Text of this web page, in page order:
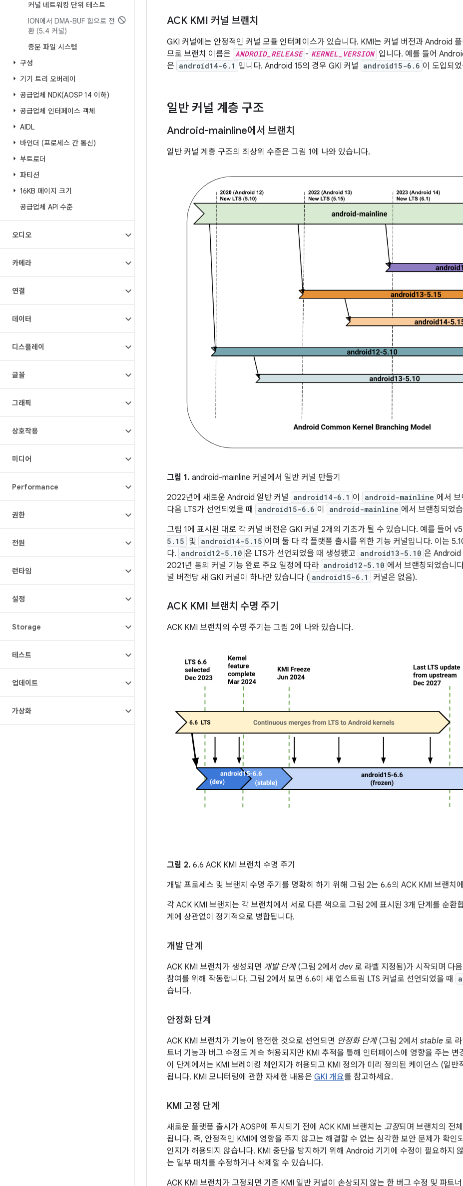
커널 네트워킹 단위 테스트
ION에서 DMA-BUF 힙으로 전
환 (5.4 커널)
증분 파일 시스템
구성
기기 트리 오버레이
공급업체 NDK(AOSP 14 이하)
공급업체 인터페이스 객체
AIDL
바인더 (프로세스 간 통신)
부트로더
파티션
16KB 페이지 크기
공급업체 API 수준
오디오
카메라
연결
데이터
디스플레이
글꼴
그래픽
상호작용
미디어
Performance
권한
전원
런타임
설정
Storage
테스트
업데이트
가상화
ACK KMI 커널 브랜치
GKI 커널에는 안정적인 커널 모듈 인터페이스가 있습니다. KMI는 커널 버전과 Android
므로 브랜치 이름은 ANDROID_RELEASE - KERNEL_VERSION 입니다. 예를 들어
은 android14-6.1 입니다. Android 15의 경우 GKI 커널 android15-6.6 이 도입되
일반 커널 계층 구조
Android-mainline에서 브랜치
일반 커널 계층 구조의 최상위 수준은 그림 1에 나와 있습니다.
그림 1. android-mainline 커널에서 일반 커널 만들기
2022년에 새로운 Android 일반 커널
android14-6.1 이 android-mainline 에서
다음 LTS가 선언되었을 때
android15-6.6 이 android-mainline 에서 브랜칭되었
그림 1에 표시된 대로 각 커널 버전은 GKI 커널 2개의 기초가 될 수 있습니다. 예를 들어
5.15 및 android14-5.15 이며 둘 다 각 플랫폼 출시를 위한 기능 커널입니다. 이는
다. android12-5.10 은 LTS가 선언되었을 때 생성됐고 android13-5.10 은 Android
2021년 봄의 커널 기능 완료 주요 일정에 따라 android12-5.10 에서 브랜칭되었습니
널 버전당 새 GKI 커널이 하나만 있습니다 ( android15-6.1 커널은 없음).
ACK KMI 브랜치 수명 주기
ACK KMI 브랜치의 수명 주기는 그림 2에 나와 있습니다.
그림 2. 6.6 ACK KMI 브랜치 수명 주기
개발 프로세스 및 브랜치 수명 주기를 명확히 하기 위해 그림 2는 6.6의 ACK KMI 브랜치
각 ACK KMI 브랜치는 각 브랜치에서 서로 다른 색으로 그림 2에 표시된 3개 단계를 순환
계에 상관없이 정기적으로 병합됩니다.
개발 단계
ACK KMI 브랜치가 생성되면 개발 단계(그림 2에서 dev로 라벨 지정됨)가 시작되며 다
참여를 위해 작동합니다. 그림 2에서 보면 6.6이 새 업스트림 LTS 커널로 선언되었을 때
습니다.
안정화 단계
ACK KMI 브랜치가 기능이 완전한 것으로 선언되면 안정화 단계(그림 2에서 stable 로
트너 기능과 버그 수정도 계속 허용되지만 KMI 추적을 통해 인터페이스에 영향을 주는 변
이 단계에서는 KMI 브레이킹 체인지가 허용되고 KMI 정의가 미리 정의된 케이던스 (일반
됩니다. KMI 모니터링에 관한 자세한 내용은 GKI 개요를 참고하세요.
KMI 고정 단계
새로운 플랫폼 출시가 AOSP에 푸시되기 전에 ACK KMI 브랜치는 고정되며 브랜치의 전
됩니다. 즉, 안정적인 KMI에 영향을 주지 않고는 해결할 수 없는 심각한 보안 문제가 확인
인지가 허용되지 않습니다. KMI 중단을 방지하기 위해 Android 기기에 수정이 필요하지
는 일부 패치를 수정하거나 삭제할 수 있습니다.
ACK KMI 브랜치가 고정되면 기존 KMI 일반 커널이 손상되지 않는 한 버그 수정 및 파트